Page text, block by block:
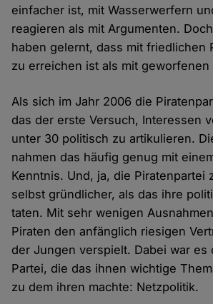
einfacher ist, mit Wasserwerfern
reagieren als mit Argumenten.
haben gelernt, dass mit friedlichen
zu erreichen ist als mit geworfenen
Als sich im Jahr 2006 die
das der erste Versuch, Interessen
unter 30 politisch zu artikulieren.
nahmen das häufig genug mit
Kenntnis. Und, ja, die Piratenpartei
selbst gründlicher, als das ihre
taten. Mit sehr wenigen
Piraten den anfänglich riesigen
der Jungen verspielt. Dabei war es
Partei, die das ihnen wichtige
zu dem ihren machte: Netzpolitik.